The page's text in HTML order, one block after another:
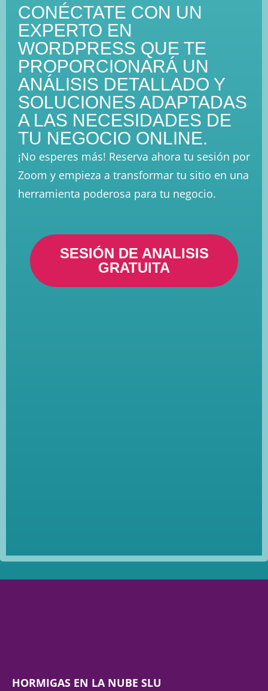
CONÉCTATE CON UN
EXPERTO EN
WORDPRESS QUE TE
PROPORCIONARÁ UN
ANÁLISIS DETALLADO Y
SOLUCIONES ADAPTADAS
A LAS NECESIDADES DE
TU NEGOCIO ONLINE.
¡No esperes más! Reserva ahora tu sesión por
Zoom y empieza a transformar tu sitio en una
herramienta poderosa para tu negocio.
SESIÓN DE ANALISIS
GRATUITA
HORMIGAS EN LA NUBE SLU